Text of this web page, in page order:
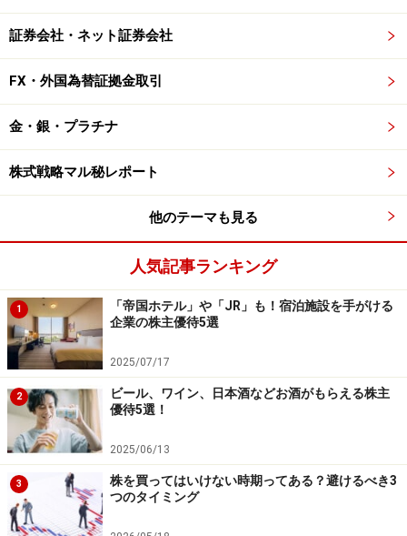
証券会社・ネット証券会社
FX・外国為替証拠金取引
金・銀・プラチナ
株式戦略マル秘レポート
他のテーマも見る
人気記事ランキング
1
「帝国ホテル」や「JR」も！宿泊施設を手がける
企業の株主優待5選
2025/07/17
2
ビール、ワイン、日本酒などお酒がもらえる株主
優待5選！
2025/06/13
3
株を買ってはいけない時期ってある？避けるべき3
つのタイミング